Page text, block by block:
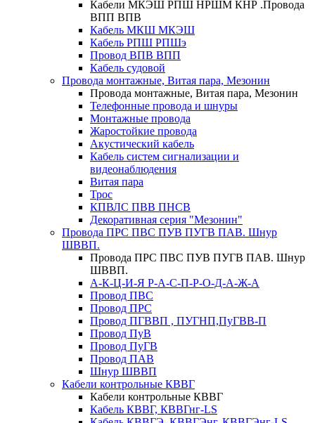
Кабели МКЭШ РПШ НРШМ КНР .Провода
ВПП ВПВ
Кабель МКШ МКЭШ
Кабель РПШ РПШэ
Провод ВПВ ВПП
Кабель судовой
Провода монтажные, Витая пара, Мезонин
Провода монтажные, Витая пара, Мезонин
Телефонные провода и шнуры
Монтажные провода
Жаростойкие провода
Акустический кабель
Кабель систем сигнализации и
видеонаблюдения
Витая пара
Трос
КПВЛС ПВВ ПНСВ
Декоративная серия "Мезонин"
Провода ПРС ПВС ПУВ ПУГВ ПАВ. Шнур
ШВВП.
Провода ПРС ПВС ПУВ ПУГВ ПАВ. Шнур
ШВВП.
А-К-Ц-И-Я Р-А-С-П-Р-О-Д-А-Ж-А
Провод ПВС
Провод ПРС
Провод ПГВВП , ПУГНП,ПуГВВ-П
Провод ПуВ
Провод ПуГВ
Провод ПАВ
Шнур ШВВП
Кабели контрольные КВВГ
Кабели контрольные КВВГ
Кабель КВВГ, КВВГнг-LS